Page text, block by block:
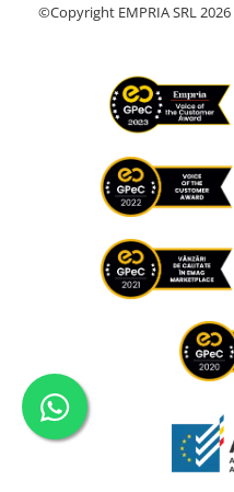
©Copyright EMPRIA SRL 2026